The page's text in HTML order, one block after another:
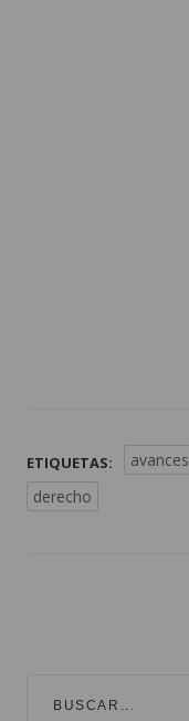
ETIQUETAS: avances
derecho